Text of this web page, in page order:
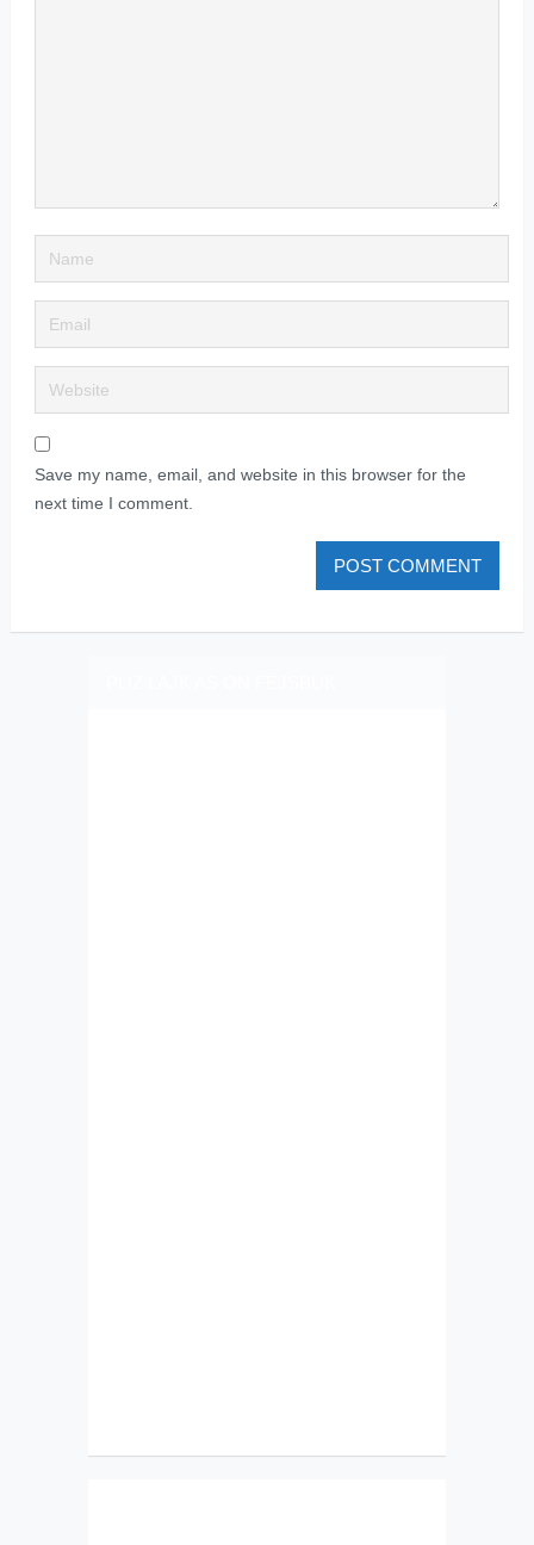
Save my name, email, and website in this browser for the
next time I comment.